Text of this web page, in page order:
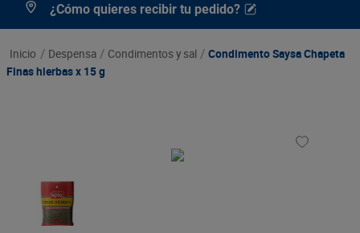
TÉRMINOS MÁS BUSCADOS
2.
arroz
6.
azucar
7.
huevos
¿Cómo quieres recibir tu pedido?
despensa condimentos y sal
Condimento Saysa Chapeta
Finas hierbas x 15 g